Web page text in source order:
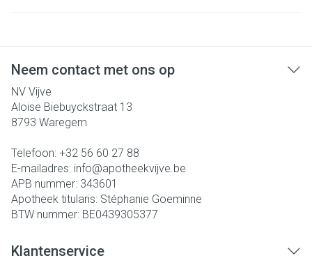
Neem contact met ons op
NV Vijve
Aloise Biebuyckstraat 13
8793 Waregem
Telefoon: +32 56 60 27 88
E-mailadres: info@apotheekvijve.be
APB nummer: 343601
Apotheek titularis: Stéphanie Goeminne
BTW nummer: BE0439305377
Klantenservice